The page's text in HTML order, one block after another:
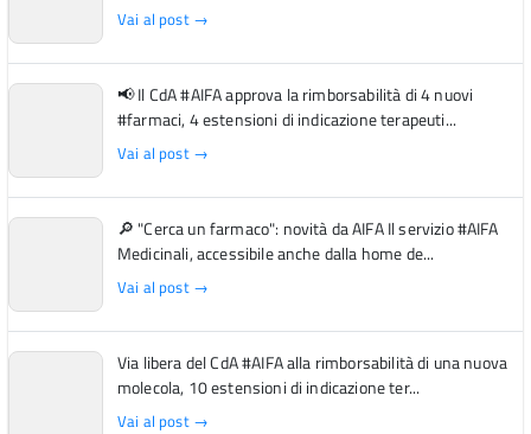
Vai al post →
📢 Il CdA #AIFA approva la rimborsabilità di 4 nuovi
#farmaci, 4 estensioni di indicazione terapeuti...
Vai al post →
🔎 "Cerca un farmaco": novità da AIFA Il servizio #AIFA
Medicinali, accessibile anche dalla home de...
Vai al post →
Via libera del CdA #AIFA alla rimborsabilità di una nuova
molecola, 10 estensioni di indicazione ter...
Vai al post →